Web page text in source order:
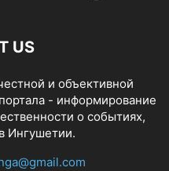
US
и объективной
- информирование
о событиях,
Ингушетии.